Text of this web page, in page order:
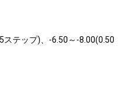
テップ)、-6.50～-8.00(0.50